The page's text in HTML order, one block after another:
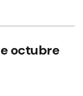
octubre